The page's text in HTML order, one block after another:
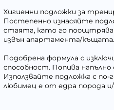
Хигиенни подложки за
Постепенно изнасяйте
стаята, като го
извън апартамента/къщата.
Подобрена формула с
способност. Попива напълно
Използвайте подложка с
любимец е от едра порода